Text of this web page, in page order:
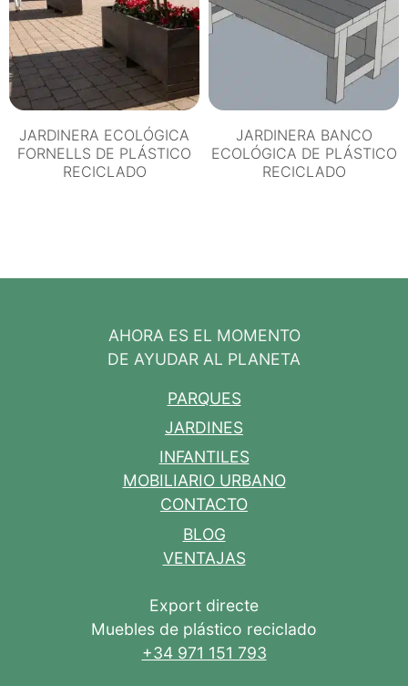
JARDINERA ECOLÓGICA
FORNELLS DE PLÁSTICO
RECICLADO
JARDINERA BANCO
ECOLÓGICA DE PLÁSTICO
RECICLADO
AHORA ES EL MOMENTO
DE AYUDAR AL PLANETA
PARQUES
JARDINES
INFANTILES
MOBILIARIO URBANO
CONTACTO
BLOG
VENTAJAS
Export directe
Muebles de plástico reciclado
+34 971 151 793